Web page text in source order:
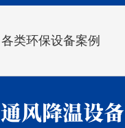
各类环保设备案例
通风降温设备